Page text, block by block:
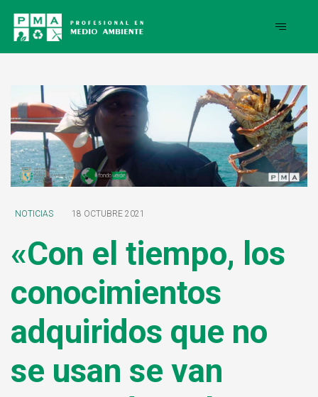
NOTICIAS 18 OCTUBRE 2021
«Con el tiempo, los
conocimientos
adquiridos que no
se usan se van